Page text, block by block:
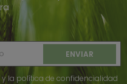
la política de confidencialidad